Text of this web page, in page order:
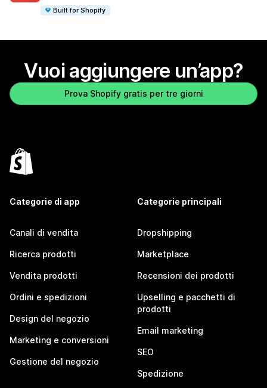
Built for Shopify
Vuoi aggiungere un’app?
Prova Shopify gratis per tre giorni
Categorie di app
Canali di vendita
Ricerca prodotti
Vendita prodotti
Ordini e spedizioni
Design del negozio
Marketing e conversioni
Gestione del negozio
Categorie principali
Dropshipping
Marketplace
Recensioni dei prodotti
Upselling e pacchetti di
prodotti
Email marketing
SEO
Spedizione